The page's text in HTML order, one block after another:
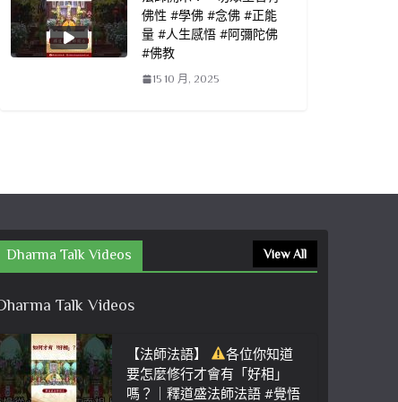
佛性 #學佛 #念佛 #正能
量 #人生感悟 #阿彌陀佛
#佛教
15 10 月, 2025
Dharma Talk Videos View All
Talk Videos
【法師法語】
各位你知道
要怎麼修行才會有「好相」
嗎？｜釋道盛法師法語 #覺悟